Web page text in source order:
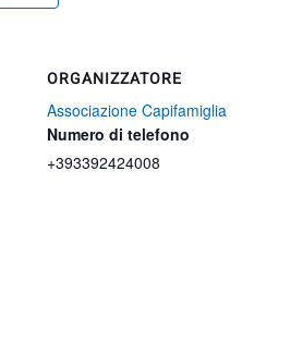
ORGANIZZATORE
Associazione Capifamiglia
Numero di telefono
+393392424008